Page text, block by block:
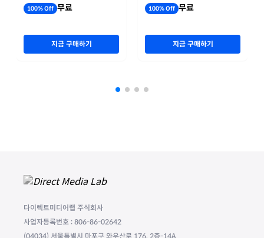
100% Off 무료
지금 구매하기
100% Off 무료
지금 구매하기
다이렉트미디어랩 주식회사
사업자등록번호 : 806-86-02642
(04034) 서울특별시 마포구 와우산로 176, 2층-14A